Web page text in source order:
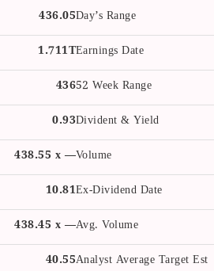
436.05Day’s Range
1.711TEarnings Date
43652 Week Range
0.93Divident & Yield
438.55 x —Volume
10.81Ex-Dividend Date
438.45 x —Avg. Volume
40.55Analyst Average Target Est